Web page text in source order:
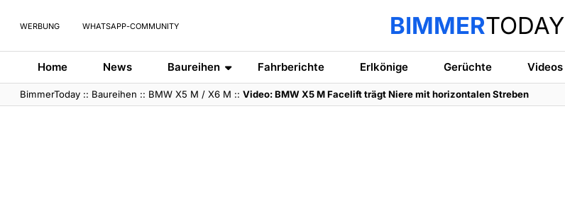
WERBUNG WHATSAPP-COMMUNITY BIMMERTODAY
Home News Baureihen Fahrberichte Erlkönige Gerüchte Videos
BimmerToday :: Baureihen :: BMW X5 M / X6 M ::Video: BMW X5 M Facelift trägt Niere mit horizontalen Streben